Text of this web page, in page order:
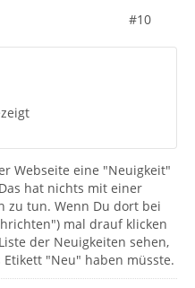
#10
Webseite eine "Neuigkeit"
hat nichts mit einer
zu tun. Wenn Du dort bei
mal drauf klicken
der Neuigkeiten sehen,
"Neu" haben müsste.